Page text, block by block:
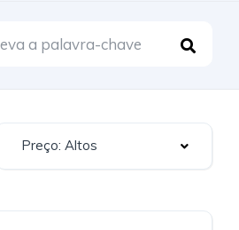
Preço: Altos